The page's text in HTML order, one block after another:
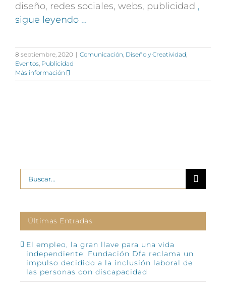
diseño, redes sociales, webs, publicidad ,
sigue leyendo …
8 septiembre, 2020 | Comunicación, Diseño y Creatividad,
Eventos, Publicidad
Más información
Buscar:
Últimas Entradas
El empleo, la gran llave para una vida
independiente: Fundación Dfa reclama un
impulso decidido a la inclusión laboral de
las personas con discapacidad